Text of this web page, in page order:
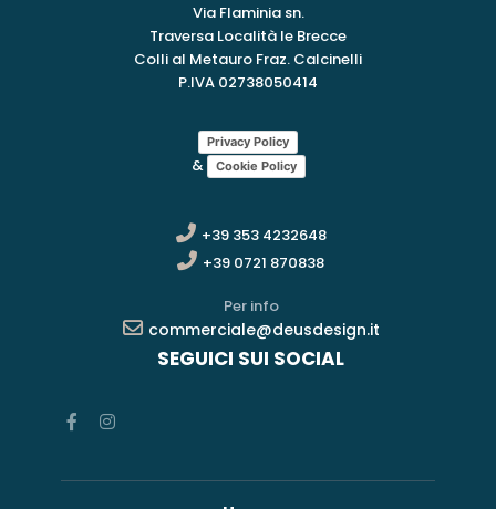
Via Flaminia sn.
Traversa Località le Brecce
Colli al Metauro Fraz. Calcinelli
P.IVA 02738050414
Privacy Policy
& Cookie Policy
+39 353 4232648
+39 0721 870838
Per info
commerciale@deusdesign.it
SEGUICI SUI SOCIAL